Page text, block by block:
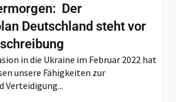
Der
Deutschland steht vor
in die Ukraine im Februar 2022 hat
unsere Fähigkeiten zur
Verteidigung...